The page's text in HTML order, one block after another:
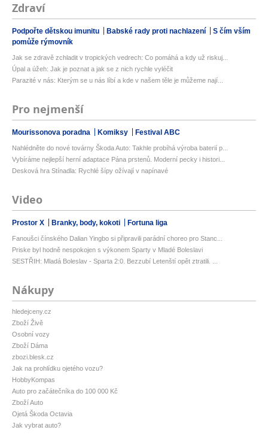
Zdraví
Podpořte dětskou imunitu Babské rady proti nachlazení
S čím vším
pomůže rýmovník
Jak se zdravě zchladit v tropických vedrech: Co pomáhá a kdy už riskuj...
Úpal a úžeh: Jak je poznat a jak se z nich rychle vyléčit
Parazité v nás: Kterým se u nás líbí a kde v našem těle je můžeme nají...
Pro nejmenší
Mourissonova poradna Komiksy Festival ABC
Nahlédněte do nové továrny Škoda Auto: Takhle probíhá výroba baterií p...
Vybíráme nejlepší herní adaptace Pána prstenů. Moderní pecky i histori...
Desková hra Stínadla: Rychlé šípy ožívají v napínavé
Video
Prostor X Branky, body, kokoti Fortuna liga
Fanoušci čínského Dalian Yingbo si připravili parádní choreo pro Stanc...
Priske byl hodně nespokojen s výkonem Sparty v Mladé Boleslavi
SESTŘIH: Mladá Boleslav - Sparta 2:0. Bezzubí Letenští opět ztratili. ...
Nákupy
hledejceny.cz
Zboží Živě
Osobní vozy
Zboží Dáma
zbozi.blesk.cz
Jak na prohlídku ojetého vozu?
HobbyKompas
Auto pro začátečníka do 100 000 Kč
Zboží Auto
Ojetá Škoda Octavia
Jak vybrat auto?